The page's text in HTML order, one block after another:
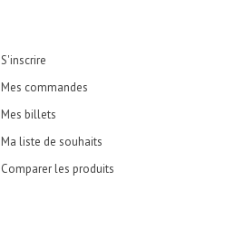
S'inscrire
Mes commandes
Mes billets
Ma liste de souhaits
Comparer les produits